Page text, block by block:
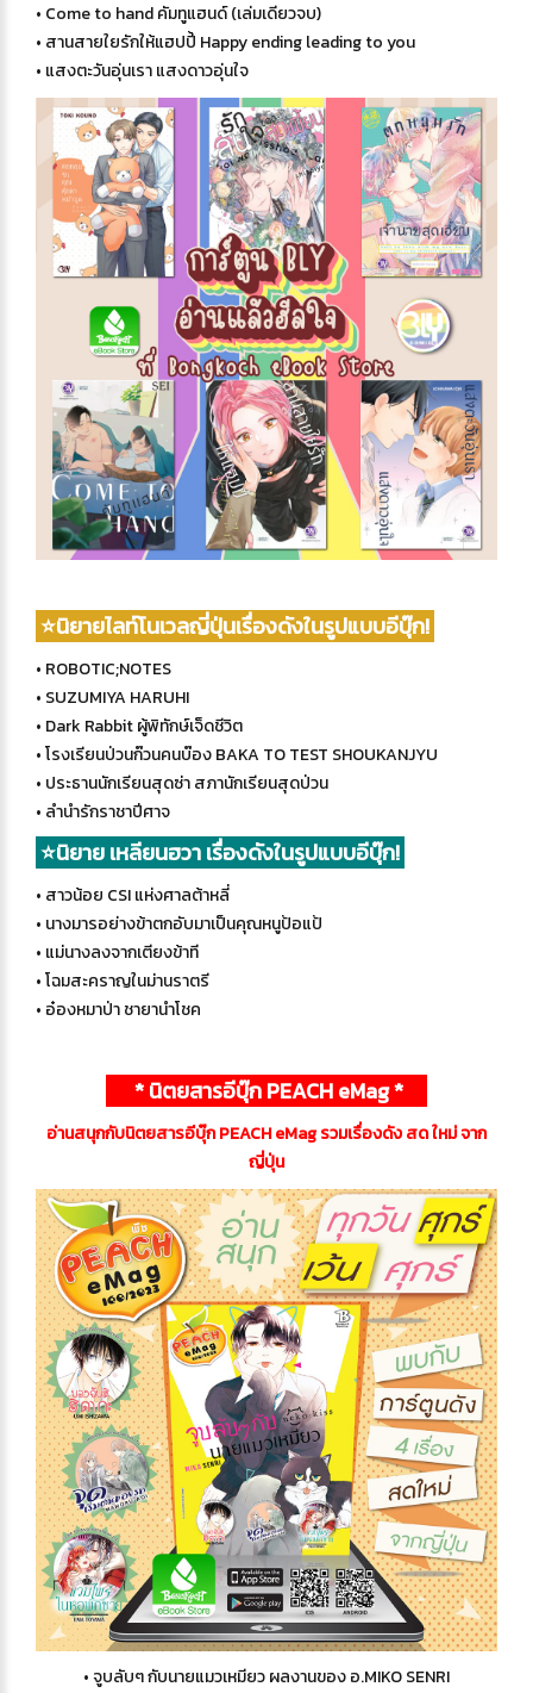
• Come to hand คัมทูแฮนด์ (เล่มเดียวจบ)
• สานสายใยรักให้แฮปปี้ Happy ending leading to you
• แสงตะวันอุ่นเรา แสงดาวอุ่นใจ
⭐นิยายไลท์โนเวลญี่ปุ่นเรื่องดังในรูปแบบอีบุ๊ก!
• ROBOTIC;NOTES
• SUZUMIYA HARUHI
• Dark Rabbit ผู้พิทักษ์เจ็ดชีวิต
• โรงเรียนป่วนก๊วนคนบ๊อง BAKA TO TEST SHOUKANJYU
• ประธานนักเรียนสุดซ่า สภานักเรียนสุดป่วน
• ลำนำรักราชาปีศาจ
⭐นิยาย เหลียนฮวา เรื่องดังในรูปแบบอีบุ๊ก!
• สาวน้อย CSI แห่งศาลต้าหลี่
• นางมารอย่างข้าตกอับมาเป็นคุณหนูป้อแป้
• แม่นางลงจากเตียงข้าที
• โฉมสะคราญในม่านราตรี
• อ๋องหมาป่า ชายานำโชค
* นิตยสารอีบุ๊ก PEACH eMag *
อ่านสนุกกับนิตยสารอีบุ๊ก PEACH eMag รวมเรื่องดัง สด ใหม่ จาก
ญี่ปุ่น
• จูบลับๆ กับนายแมวเหมียว ผลงานของ อ.MIKO SENRI